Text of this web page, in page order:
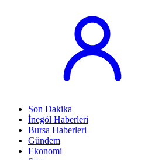
Son Dakika
İnegöl Haberleri
Bursa Haberleri
Gündem
Ekonomi